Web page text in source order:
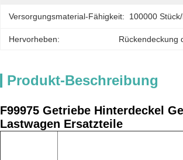
Versorgungsmaterial-Fähigkeit: 100000
Hervorheben: Rückendeckung
Produkt-Beschreibung
F99975 Getriebe Hinterdeckel
Lastwagen Ersatzteile